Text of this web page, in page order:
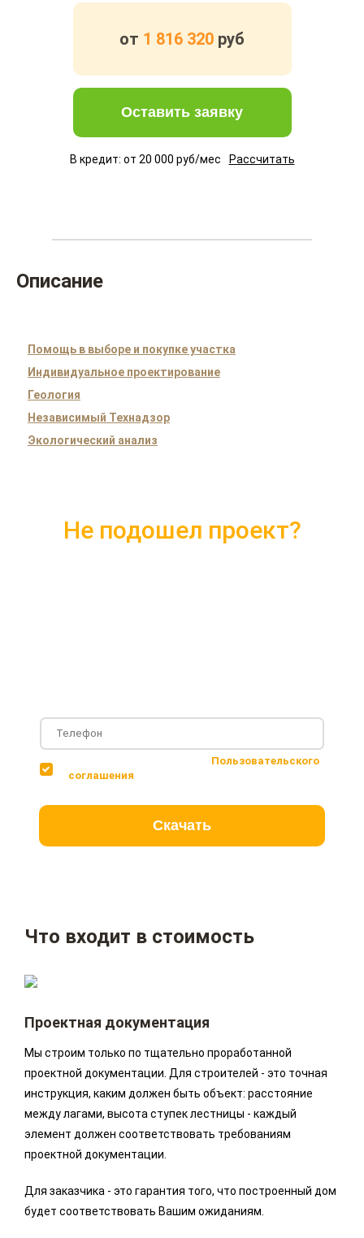
от 1 816 320 руб
Оставить заявку
В кредит: от 20 000 руб/мес Рассчитать
Описание
Помощь в выборе и покупке участка
Индивидуальное проектирование
Геология
Независимый Технадзор
Экологический анализ
Не подошел проект?
Пользовательского
соглашения
Скачать
Что входит в стоимость
Проектная документация
Мы строим только по тщательно проработанной
проектной документации. Для строителей - это точная
инструкция, каким должен быть объект: расстояние
между лагами, высота ступек лестницы - каждый
элемент должен соответствовать требованиям
проектной документации.
Для заказчика - это гарантия того, что построенный дом
будет соответствовать Вашим ожиданиям.